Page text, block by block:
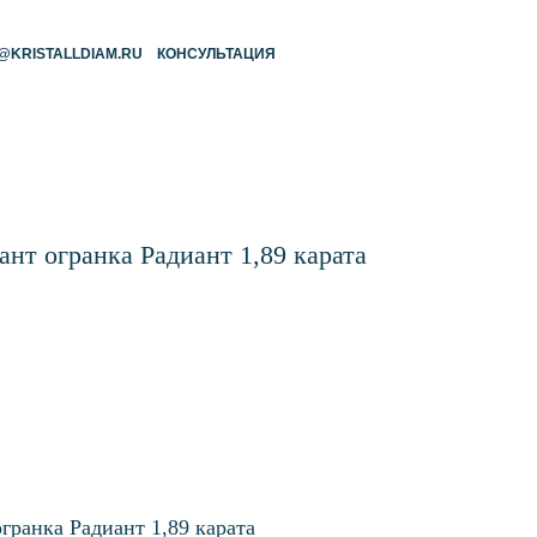
КОНСУЛЬТАЦИЯ
огранка Радиант 1,89 карата
Радиант 1,89 карата